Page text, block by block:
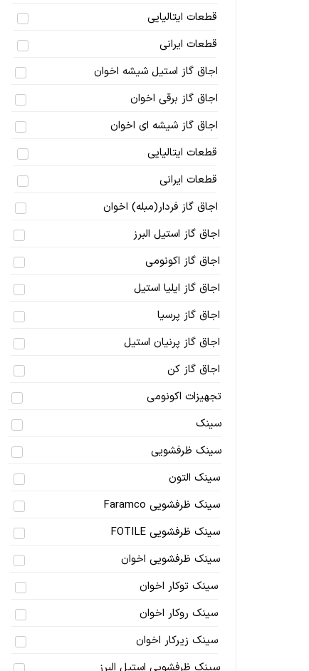
قطعات ایتالیایی
قطعات ایرانی
اجاق گاز استیل شیشه اخوان
اجاق گاز برقی اخوان
اجاق گاز شیشه ای اخوان
قطعات ایتالیایی
قطعات ایرانی
اجاق گاز فردار(مبله) اخوان
اجاق گاز استیل البرز
اجاق گاز اکونومی
اجاق گاز ایلیا استیل
اجاق گاز پرسیا
اجاق گاز پرنیان استیل
اجاق گاز کن
تجهیزات اکونومی
سینک
سینک ظرفشویی
سینک التون
سینک ظرفشویی Faramco
سینک ظرفشویی FOTILE
سینک ظرفشویی اخوان
سینک توکار اخوان
سینک روکار اخوان
سینک زیرکار اخوان